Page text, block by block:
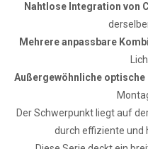
Nahtlose Integration von
Mehrere anpassbare
Außergewöhnliche optische
Der Schwerpunkt liegt auf
durch effiziente und